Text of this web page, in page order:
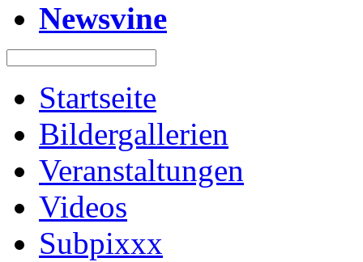
Newsvine
Startseite
Bildergallerien
Veranstaltungen
Videos
Subpixxx